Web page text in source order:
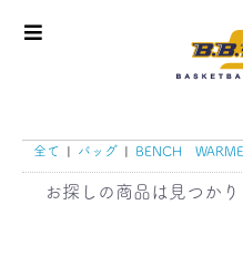
全て | バッグ | BENCH
お探しの商品は見つか